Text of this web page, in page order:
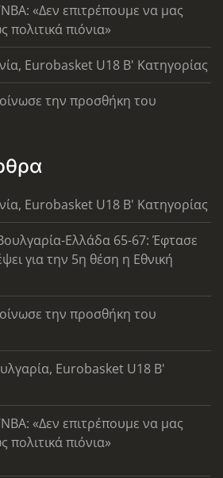
«Δεν επιτρέπουμε να μας
πιόνια»
Eurobasket U18 Β' Κατηγορίας
την προσθήκη του
Eurobasket U18 Β' Κατηγορίας
Ελλάδα 65-67: Έφτασε
για την 5η θέση η Εθνική
την προσθήκη του
Eurobasket U18 Β'
«Δεν επιτρέπουμε να μας
πιόνια»